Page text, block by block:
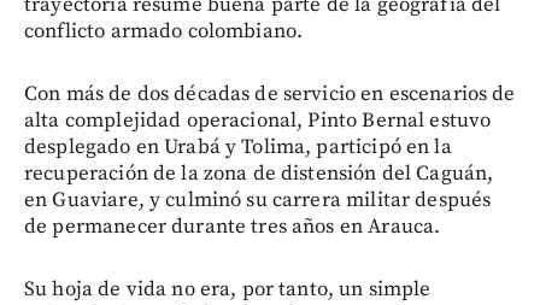
conflicto armado colombiano.
Con más de dos décadas de servicio en escenarios de
alta complejidad operacional, Pinto Bernal estuvo
desplegado en Urabá y Tolima, participó en la
recuperación de la zona de distensión del Caguán,
en Guaviare, y culminó su carrera militar después
de permanecer durante tres años en Arauca.
Su hoja de vida no era, por tanto, un simple